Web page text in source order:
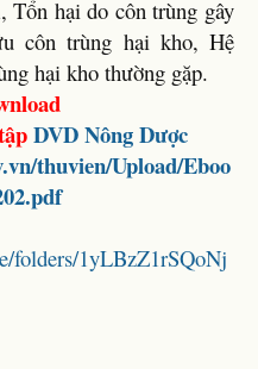
hại do côn trùng gây
côn trùng hại kho, Hệ
hại kho thường gặp.
DVDNông Dược
thuvien/Upload/Eboo
folders/1yLBzZ1rSQoNj